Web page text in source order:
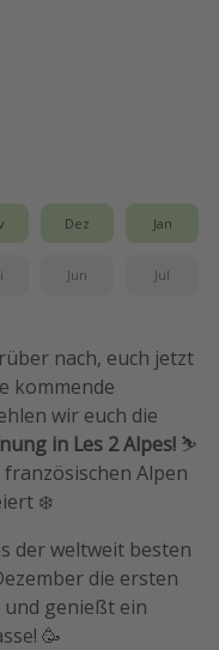
Dez Jan
Jun Jul
nach, euch jetzt
kommende
wir euch die
in Les 2 Alpes! ⛷️
französischen Alpen
❄️
der weltweit besten
die ersten
und genießt ein
🥳